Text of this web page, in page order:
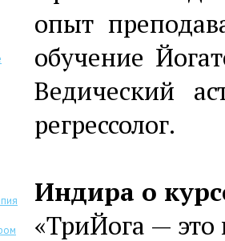
опыт
обучение
Ведический
регрессолог.
Индира о
«ТриЙога —